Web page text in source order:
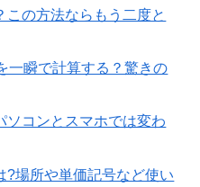
この方法ならもう二度と
一瞬で計算する？驚きの
ソコンとスマホでは変わ
?場所や単価記号など使い